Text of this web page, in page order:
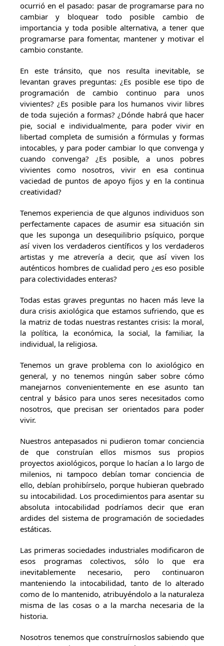
ocurrió en el pasado: pasar de programarse para no
cambiar y bloquear todo posible cambio de
importancia y toda posible alternativa, a tener que
programarse para fomentar, mantener y motivar el
cambio constante.
En este tránsito, que nos resulta inevitable, se
levantan graves preguntas: ¿Es posible ese tipo de
programación de cambio continuo para unos
vivientes? ¿Es posible para los humanos vivir libres
de toda sujeción a formas? ¿Dónde habrá que hacer
pie, social e individualmente, para poder vivir en
libertad completa de sumisión a fórmulas y formas
intocables, y para poder cambiar lo que convenga y
cuando convenga? ¿Es posible, a unos pobres
vivientes como nosotros, vivir en esa continua
vaciedad de puntos de apoyo fijos y en la continua
creatividad?
Tenemos experiencia de que algunos individuos son
perfectamente capaces de asumir esa situación sin
que les suponga un desequilibrio psíquico, porque
así viven los verdaderos científicos y los verdaderos
artistas y me atrevería a decir, que así viven los
auténticos hombres de cualidad pero ¿es eso posible
para colectividades enteras?
Todas estas graves preguntas no hacen más leve la
dura crisis axiológica que estamos sufriendo, que es
la matriz de todas nuestras restantes crisis: la moral,
la política, la económica, la social, la familiar, la
individual, la religiosa.
Tenemos un grave problema con lo axiológico en
general, y no tenemos ningún saber sobre cómo
manejarnos convenientemente en ese asunto tan
central y básico para unos seres necesitados como
nosotros, que precisan ser orientados para poder
vivir.
Nuestros antepasados ni pudieron tomar conciencia
de que construían ellos mismos sus propios
proyectos axiológicos, porque lo hacían a lo largo de
milenios, ni tampoco debían tomar conciencia de
ello, debían prohibírselo, porque hubieran quebrado
su intocabilidad. Los procedimientos para asentar su
absoluta intocabilidad podríamos decir que eran
ardides del sistema de programación de sociedades
estáticas.
Las primeras sociedades industriales modificaron de
esos programas colectivos, sólo lo que era
inevitablemente necesario, pero continuaron
manteniendo la intocabilidad, tanto de lo alterado
como de lo mantenido, atribuyéndolo a la naturaleza
misma de las cosas o a la marcha necesaria de la
historia.
Nosotros tenemos que construírnoslos sabiendo que